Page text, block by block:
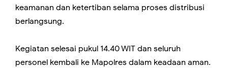
keamanan dan ketertiban selama proses distribusi
berlangsung.
Kegiatan selesai pukul 14.40 WIT dan seluruh
personel kembali ke Mapolres dalam keadaan aman.